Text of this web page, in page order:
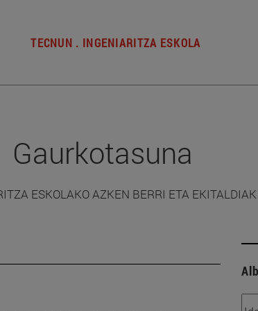
TECNUN . INGENIARITZA ESKOLA
Gaurkotasuna
ESKOLAKO AZKEN BERRI ETA EKITALDIAK